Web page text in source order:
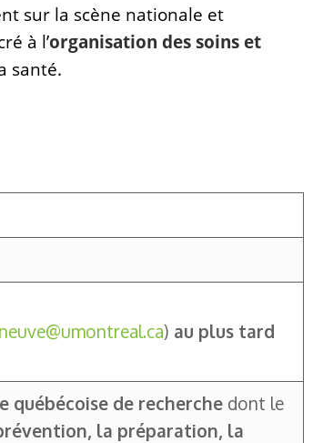
sur la scène nationale et
à l’organisation des soins et
santé.
) au plus tard
québécoise de recherchedont le
la préparation, la